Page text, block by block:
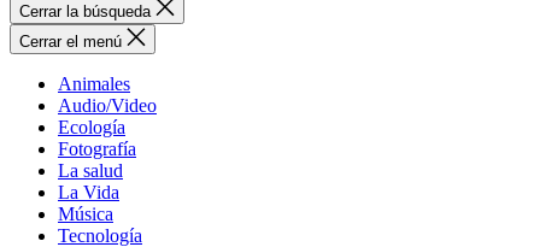
Cerrar la búsqueda
Cerrar el menú
Animales
Audio/Video
Ecología
Fotografía
La salud
La Vida
Música
Tecnología